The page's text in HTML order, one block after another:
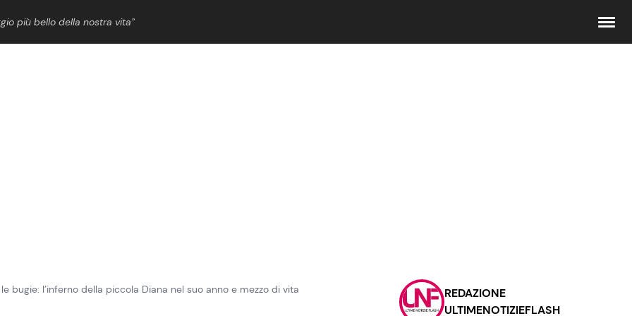
più bello della nostra vita”
Contattaci
Pubblicità
bugie: l’inferno della piccola Diana nel suo anno e mezzo di vita
REDAZIONE
ULTIMENOTIZIEFLASH